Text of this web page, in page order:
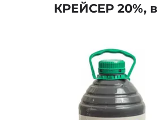
КРЕЙСЕР 20%,